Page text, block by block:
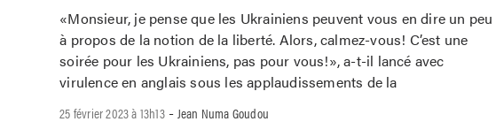
«Monsieur, je pense que les Ukrainiens peuvent vous en dire un peu
à propos de la notion de la liberté. Alors, calmez-vous! C’est une
soirée pour les Ukrainiens, pas pour vous!», a-t-il lancé avec
virulence en anglais sous les applaudissements de la
25 février 2023 à 13h13- Jean Numa Goudou